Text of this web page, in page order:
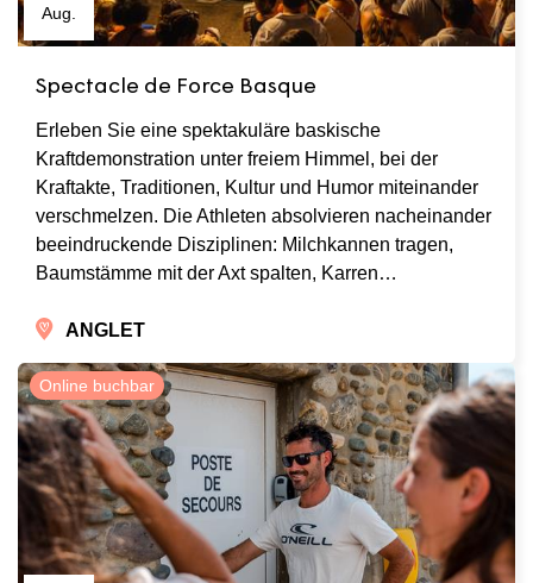
Aug.
Spectacle de Force Basque
Erleben Sie eine spektakuläre baskische
Kraftdemonstration unter freiem Himmel, bei der
Kraftakte, Traditionen, Kultur und Humor miteinander
verschmelzen. Die Athleten absolvieren nacheinander
beeindruckende Disziplinen: Milchkannen tragen,
Baumstämme mit der Axt spalten, Karren…
ANGLET
Online buchbar